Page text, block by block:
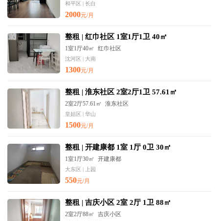
和平区 | 长白
2000元/月
整租 | 红巾社区 1室1厅1卫 40㎡
1室1厅40㎡ 红巾社区
沈河区 | 大南
1300元/月
整租 | 淮东社区 2室2厅1卫 57.61㎡
2室2厅57.61㎡ 淮东社区
皇姑区 | 华山
1500元/月
整租 | 开建康都 1室 1厅 0卫 30㎡
1室1厅30㎡ 开建康都
大东区 | 上园
550元/月
整租 | 吉庆小区 2室 2厅 1卫 88㎡
2室2厅88㎡ 吉庆小区